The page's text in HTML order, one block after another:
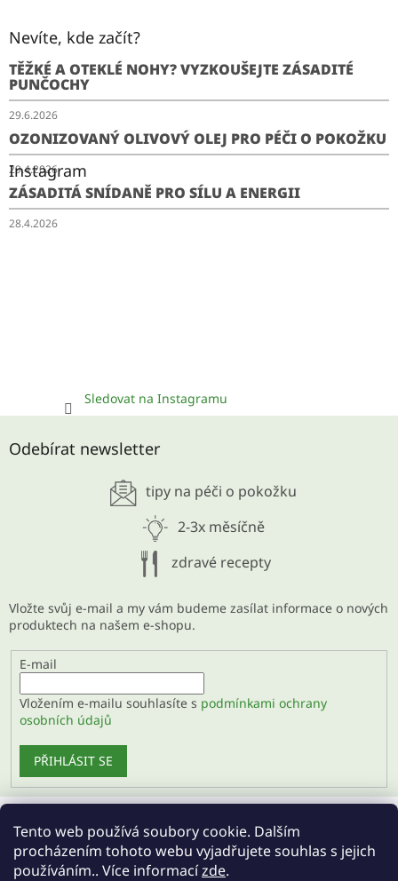
Tento web používá soubory cookie. Dalším
procházením tohoto webu vyjadřujete souhlas s jejich
používáním.. Více informacízde.
Nevíte, kde začít?
TĚŽKÉ A OTEKLÉ NOHY? VYZKOUŠEJTE ZÁSADITÉ
PUNČOCHY
29.6.2026
OZONIZOVANÝ OLIVOVÝ OLEJ PRO PÉČI O POKOŽKU
29.4.2026
ZÁSADITÁ SNÍDANĚ PRO SÍLU A ENERGII
28.4.2026
Instagram
Sledovat na Instagramu
Odebírat newsletter
tipy na péči o pokožku
2-3x měsíčně
zdravé recepty
Vložte svůj e-mail a my vám budeme zasílat informace o nových
produktech na našem e-shopu.
E-mail
Vložením e-mailu souhlasíte s podmínkami ochrany
osobních údajů
PŘIHLÁSIT SE
Velkoobchod